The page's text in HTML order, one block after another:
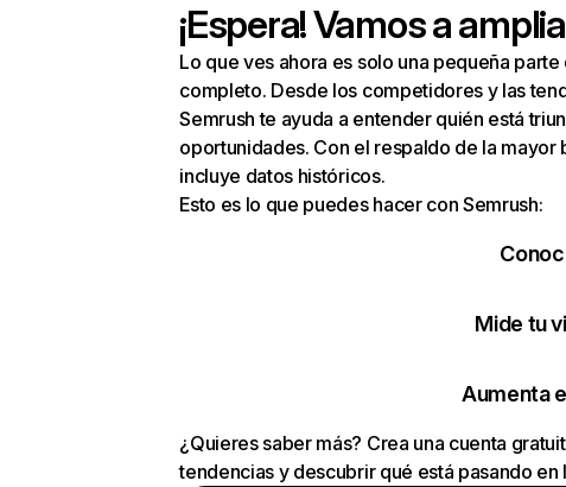
¡Espera! Vamos a
Lo que ves ahora es solo una pequeña
completo. Desde los competidores y las
Semrush te ayuda a entender quién está
oportunidades. Con el respaldo de la
incluye datos históricos.
Esto es lo que puedes hacer con Semrush:
Mide tu
Aumenta
¿Quieres saber más? Crea una cuenta
tendencias y descubrir qué está pasando en